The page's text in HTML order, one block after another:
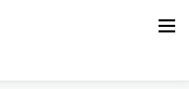
Menü